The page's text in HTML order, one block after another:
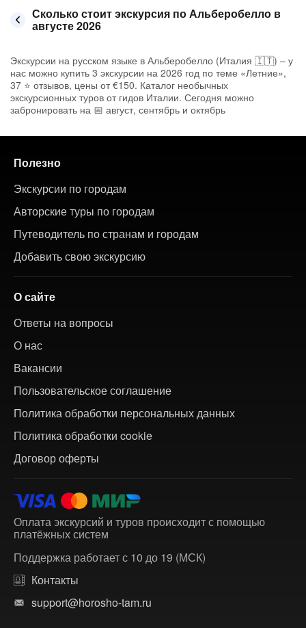
Сколько стоит экскурсия по Альберобелло в
августе 2026
Экскурсии на русском языке в Альберобелло (Италия 🇮🇹) – у
нас можно купить 3 экскурсии на 2026 год по теме «Летние»,
37 ⭐ отзывов, цены от €150. Каталог необычных
экскурсионных туров от гидов Италии. Сегодня можно
забронировать на 📅 август, сентябрь и октябрь
Полезно
Экскурсии по городам
Авторские туры по городам
Путеводитель по странам и городам
Добавить свою экскурсию
О сайте
Ответы на вопросы
О нас
Вакансии
Пользовательское соглашение
Политика обработки персональных данных
Политика обработки cookie
Договор оферты
Оплата экскурсий и туров происходит с помощью
платёжных систем
Поддержка работает с 10 до 19 (МСК)
Контакты
support@horosho-tam.ru